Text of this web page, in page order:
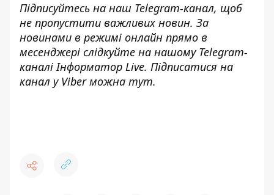
Підписуйтесь на наш Telegram-канал, щоб
не пропустити важливих новин. За
новинами в режимі онлайн прямо в
месенджері слідкуйте на нашому Telegram-
каналіІнформатор Live. Підписатися на
канал у Viber можна тут.